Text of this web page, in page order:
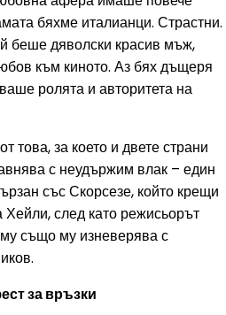
бяхме италианци. Страстни.
беше дяволски красив мъж,
към киното. Аз бях дъщеря
ролята и авторитета на
това, за което и двете страни
с неудържим влак – един
със Скорсезе, който крещи
Хейли, след като режисьорът
също му изневерява с
за връзки